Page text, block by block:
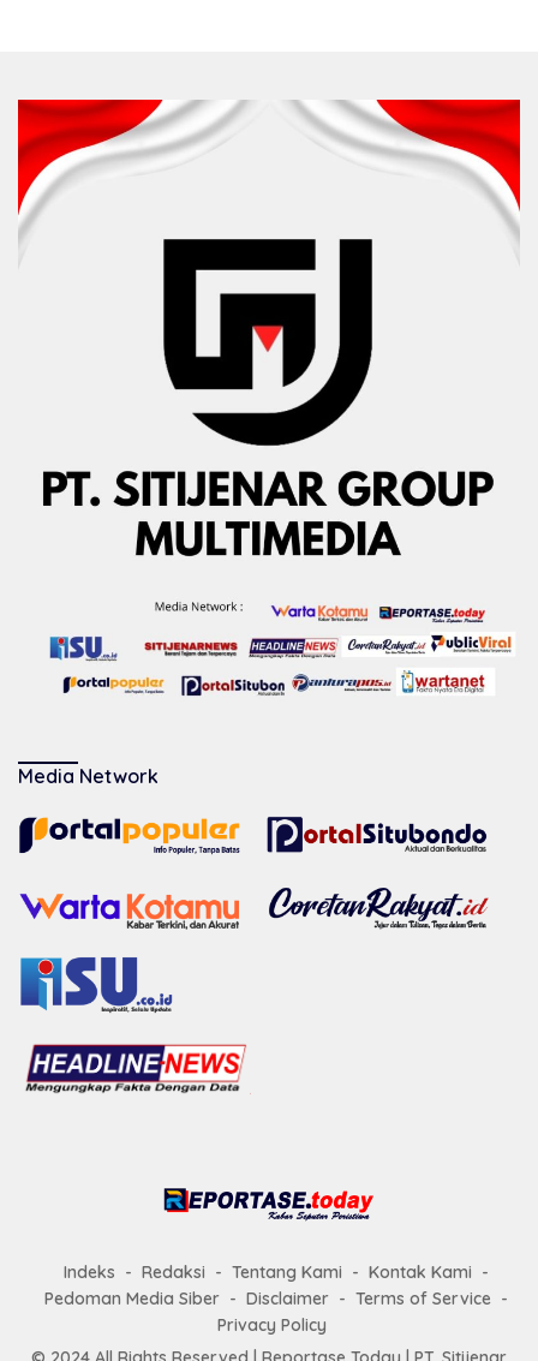
Media Network
Indeks Redaksi Tentang Kami
Kontak Kami
Pedoman Media Siber
Disclaimer
Terms of Service
Privacy Policy